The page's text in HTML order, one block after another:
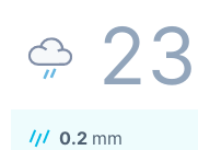
0.2 mm